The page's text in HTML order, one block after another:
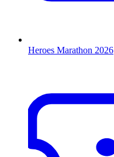
Heroes Marathon 2026